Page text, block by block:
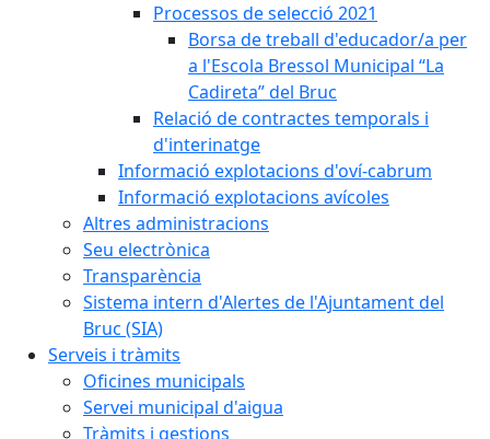
Processos de selecció 2021
Borsa de treball d'educador/a per
a l'Escola Bressol Municipal “La
Cadireta” del Bruc
Relació de contractes temporals i
d'interinatge
Informació explotacions d'oví-cabrum
Informació explotacions avícoles
Altres administracions
Seu electrònica
Transparència
Sistema intern d'Alertes de l'Ajuntament del
Bruc (SIA)
Serveis i tràmits
Oficines municipals
Servei municipal d'aigua
Tràmits i gestions